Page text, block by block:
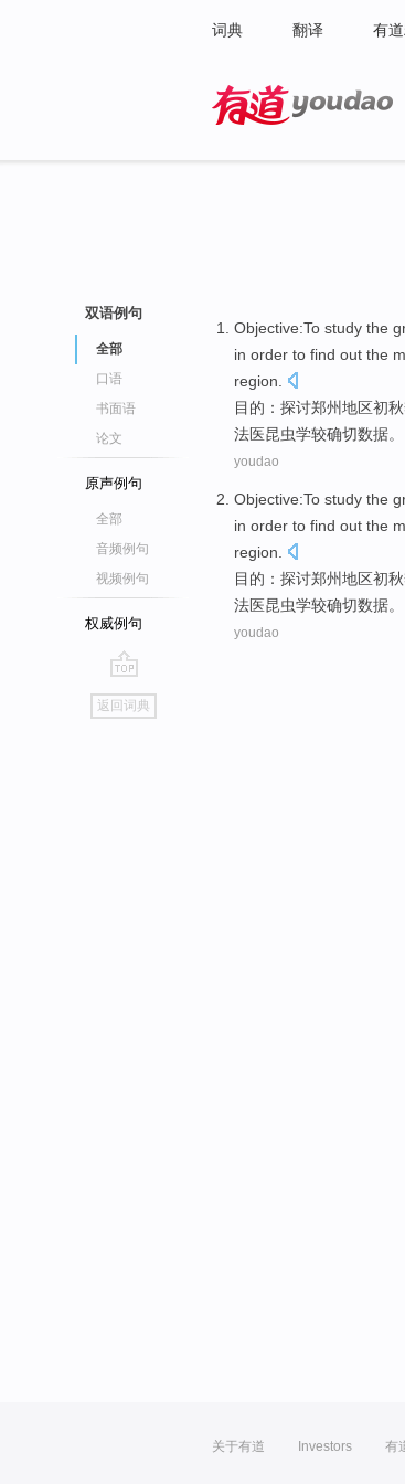
词典 翻译 有
双语例句
全部
口语
书面语
论文
原声例句
全部
音频例句
视频例句
权威例句
go
top
返回词典
Objective:To study the
in order to find out the
region
目的 ： 探讨郑州地区初秋
法医昆虫学较确切数据。
youdao
Objective:To study the
in order to find out the
region
目的 ： 探讨郑州地区初秋
法医昆虫学较确切数据。
youdao
关于有道 Investors 有